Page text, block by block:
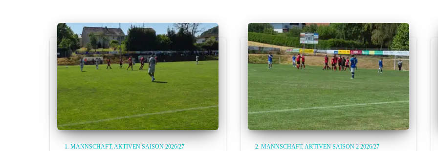
1. MANNSCHAFT AKTIVEN SAISON 2026/27 2. MANNSCHAFT AKTIVEN SAISON 2 2026/27